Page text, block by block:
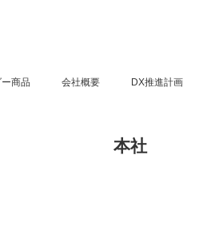
商品 会社概要 DX推進計画
本社